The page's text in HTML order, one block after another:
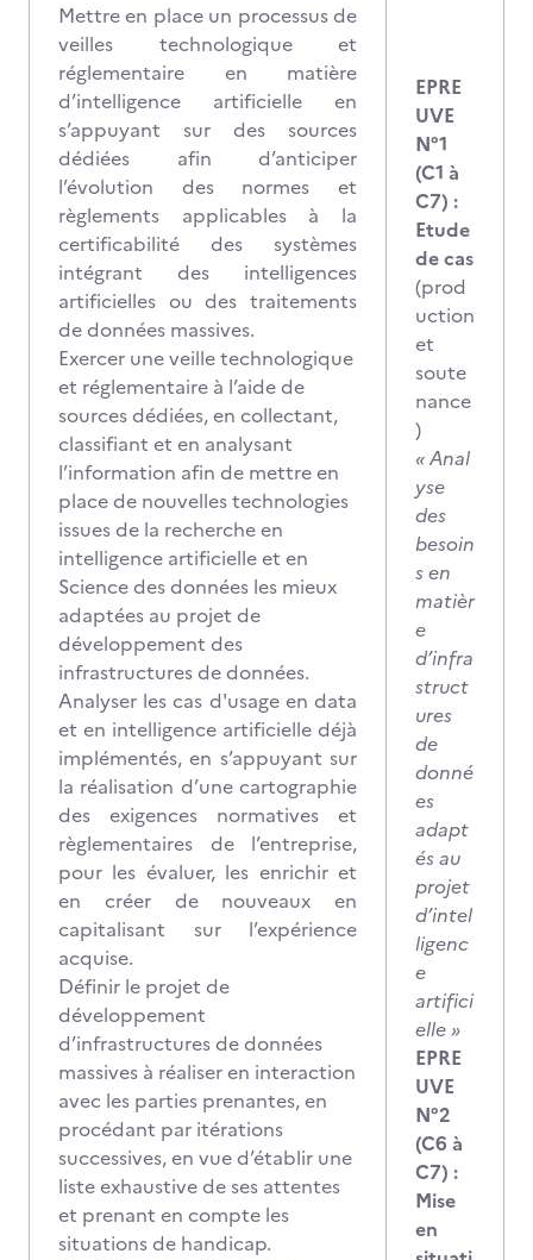
Mettre en place un processus de
veilles technologique et
réglementaire en matière
d’intelligence artificielle en
s’appuyant sur des sources
dédiées afin d’anticiper
l’évolution des normes et
règlements applicables à la
certificabilité des systèmes
intégrant des intelligences
artificielles ou des traitements
de données massives.
Exercer une veille technologique
et réglementaire à l’aide de
sources dédiées, en collectant,
classifiant et en analysant
l’information afin de mettre en
place de nouvelles technologies
issues de la recherche en
intelligence artificielle et en
Science des données les mieux
adaptées au projet de
développement des
infrastructures de données.
Analyser les cas d'usage en data
et en intelligence artificielle déjà
implémentés, en s’appuyant sur
la réalisation d’une cartographie
des exigences normatives et
règlementaires de l’entreprise,
pour les évaluer, les enrichir et
en créer de nouveaux en
capitalisant sur l’expérience
acquise.
Définir le projet de
développement
d’infrastructures de données
massives à réaliser en interaction
avec les parties prenantes, en
procédant par itérations
successives, en vue d’établir une
liste exhaustive de ses attentes
et prenant en compte les
situations de handicap.
EPRE
UVE
N°1
(C1 à
C7) :
Etude
de cas
(prod
uction
et
soute
nance
)
« Anal
yse
des
besoin
s en
matièr
e
d’infra
struct
ures
de
donné
es
adapt
és au
projet
d’intel
ligenc
e
artifici
elle »
EPRE
UVE
N°2
(C6 à
C7) :
Mise
en